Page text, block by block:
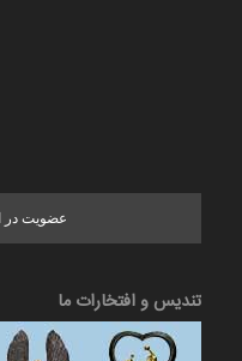
عضویت در
تندیس و افتخارات ما